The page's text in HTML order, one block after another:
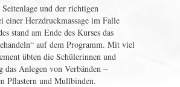
und der richtigen
einer Herzdruckmassage im Falle
stand am Ende des Kurses das
auf dem Programm. Mit viel
übten die Schülerinnen und
das Anlegen von Verbänden –
Pflastern und Mullbinden.